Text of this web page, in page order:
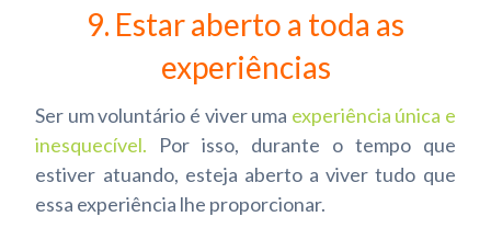
9. Estar aberto a toda as
experiências
Ser um voluntário é viver uma experiência única e
inesquecível. Por isso, durante o tempo que
estiver atuando, esteja aberto a viver tudo que
essa experiência lhe proporcionar.